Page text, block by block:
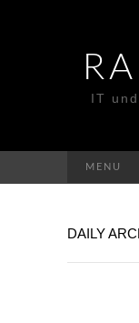
IT
MENU
DAILY